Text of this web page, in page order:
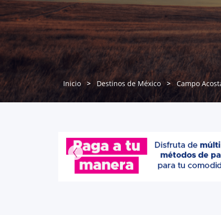
Inicio Destinos de México Campo